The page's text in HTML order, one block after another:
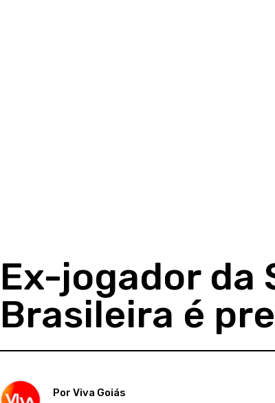
Ex-jogador da
Brasileira é
Por Viva Goiás